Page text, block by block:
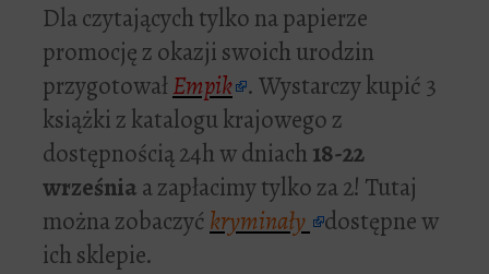
Dla czytających tylko na papierze
promocję z okazji swoich urodzin
przygotowałEmpik . Wystarczy kupić 3
książki z katalogu krajowego z
dostępnością 24h w dniach18-22
wrześniaa zapłacimy tylko za 2! Tutaj
można zobaczyćkryminały dostępne w
ich sklepie.